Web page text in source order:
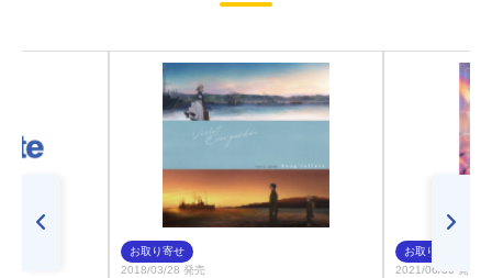
お取り寄せ
2018/03/28 発売
お取り寄せ
2021/06/30 発売